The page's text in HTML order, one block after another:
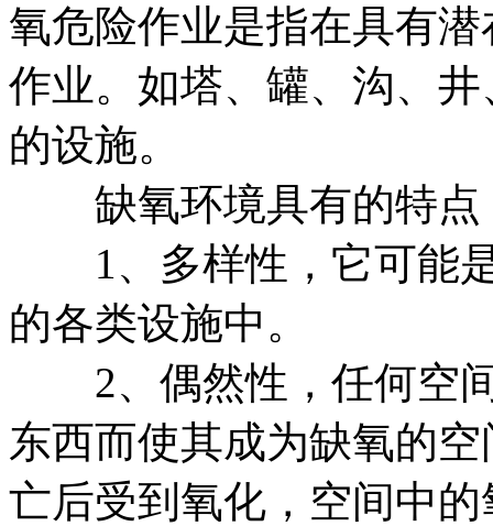
氧危险作业是指在具有
作业。如塔、罐、沟、
的设施。
缺氧环境具有的特点
1、多样性，它可能是
的各类设施中。
2、偶然性，任何空间
东西而使其成为缺氧的
亡后受到氧化，空间中